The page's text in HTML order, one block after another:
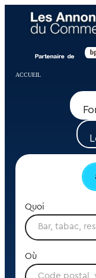
ACCUEIL
Quoi
Où
Panneau de gestion